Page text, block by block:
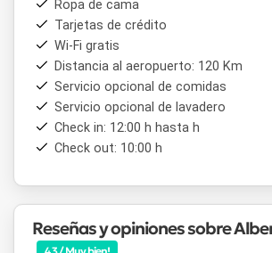
la posibilidad de contratar, de manera
lavandería y comidas caseras. A pocas
encuentran una despensa y la parada del
lo que facilita el acceso sin necesidad de
En cuanto a los espacios comunes y
cuenta con piano, juegos de mesa, libros
juegos para niños. En el exterior se
parque con fogón, pileta de natación al
disfrutar del entorno natural de El
familiares como en encuentros grupales,
cursos y eventos especiales.
Ropa de cama
Tarjetas de crédito
Wi-Fi gratis
Distancia al aeropuerto: 120 Km
Servicio opcional de comidas
Servicio opcional de lavadero
Check in: 12:00 h hasta h
Check out: 10:00 h
Reseñas y opiniones sobre